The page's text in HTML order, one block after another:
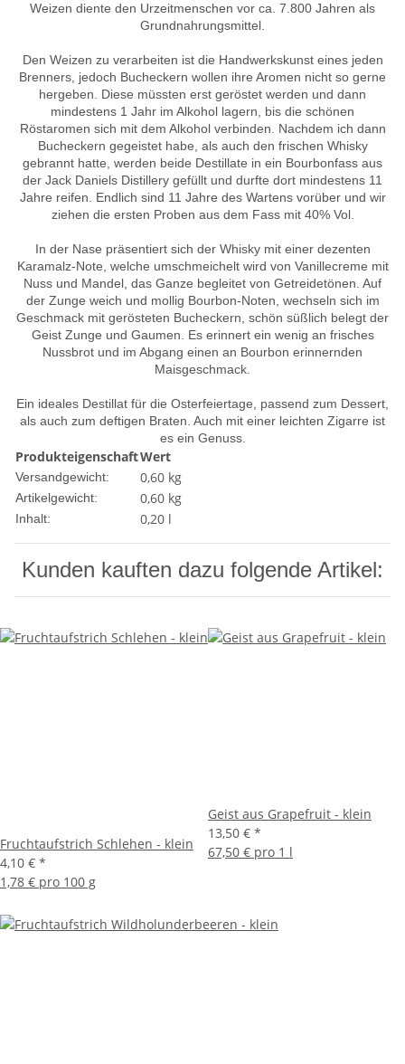
Weizen diente den Urzeitmenschen vor ca. 7.800 Jahren als
Grundnahrungsmittel.
Den Weizen zu verarbeiten ist die Handwerkskunst eines jeden
Brenners, jedoch Bucheckern wollen ihre Aromen nicht so gerne
hergeben. Diese müssten erst geröstet werden und dann
mindestens 1 Jahr im Alkohol lagern, bis die schönen
Röstaromen sich mit dem Alkohol verbinden. Nachdem ich dann
Bucheckern gegeistet habe, als auch den frischen Whisky
gebrannt hatte, werden beide Destillate in ein Bourbonfass aus
der Jack Daniels Distillery gefüllt und durfte dort mindestens 11
Jahre reifen. Endlich sind 11 Jahre des Wartens vorüber und wir
ziehen die ersten Proben aus dem Fass mit 40% Vol.
In der Nase präsentiert sich der Whisky mit einer dezenten
Karamalz-Note, welche umschmeichelt wird von Vanillecreme mit
Nuss und Mandel, das Ganze begleitet von Getreidetönen. Auf
der Zunge weich und mollig Bourbon-Noten, wechseln sich im
Geschmack mit gerösteten Bucheckern, schön süßlich belegt der
Geist Zunge und Gaumen. Es erinnert ein wenig an frisches
Nussbrot und im Abgang einen an Bourbon erinnernden
Maisgeschmack.
Ein ideales Destillat für die Osterfeiertage, passend zum Dessert,
als auch zum deftigen Braten. Auch mit einer leichten Zigarre ist
es ein Genuss.
ProdukteigenschaftWert
Versandgewicht: 0,60 kg
Artikelgewicht: 0,60 kg
Inhalt: 0,20 l
Kunden kauften dazu folgende Artikel:
Fruchtaufstrich Schlehen - klein
4,10 € *
1,78 € pro 100 g
Geist aus Grapefruit - klein
13,50 € *
67,50 € pro 1 l